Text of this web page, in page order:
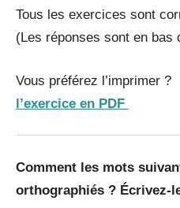
Tous les exercices sont
(Les réponses sont en bas
Vous préférez
l’exercice en PDF
Comment les mots
orthographiés ? Écrivez-